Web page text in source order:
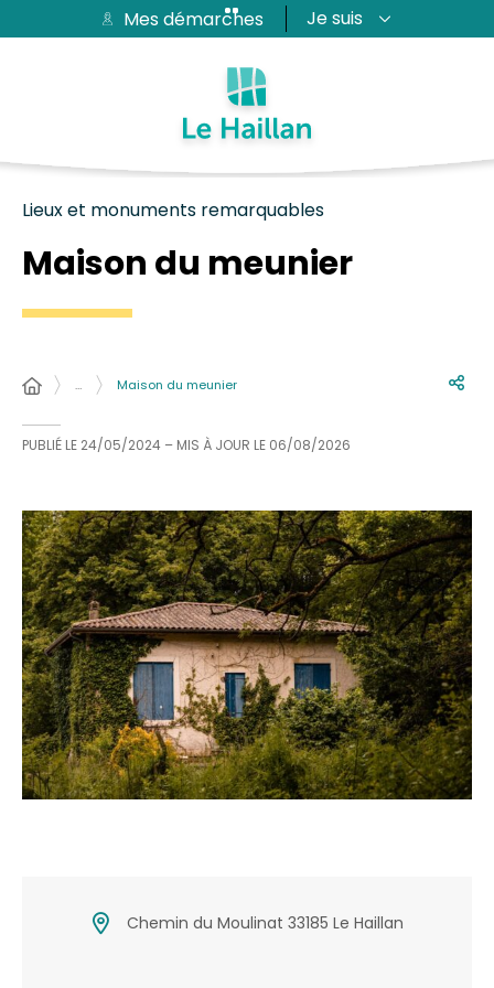
Aide et accessibilité
Passer au menu
Passer au contenuMes démarches Je suis
Lieux et monuments remarquables
Maison du meunier
… Maison du meunier
PUBLIÉ LE 24/05/2024 – MIS À JOUR LE 06/08/2026
Chemin du Moulinat 33185 Le Haillan